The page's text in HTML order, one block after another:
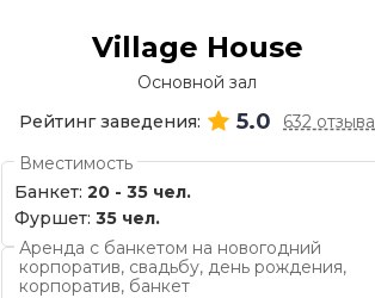
Village House
Основной зал
Рейтинг заведения:
5.0
632 отзыва
Вместимость
Банкет: 20 - 35 чел.
Фуршет: 35 чел.
Аренда с банкетом на новогодний
корпоратив, свадьбу, день рождения,
корпоратив, банкет